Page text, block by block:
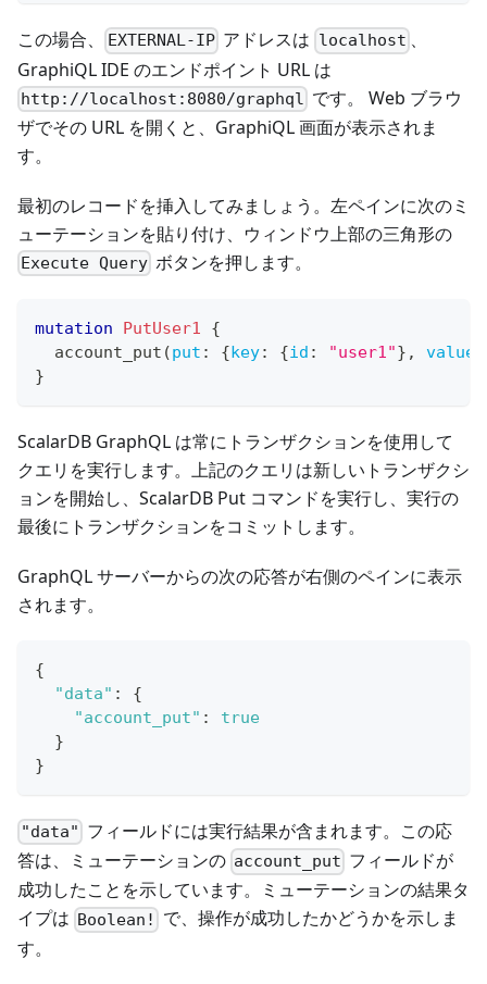
この場合、 EXTERNAL-IP アドレスは localhost 、
GraphiQL IDE のエンドポイント URL は
http://localhost:8080/graphql です。 Web ブラウ
ザでその URL を開くと、GraphiQL 画面が表示されま
す。
最初のレコードを挿入してみましょう。左ペインに次のミ
ューテーションを貼り付け、ウィンドウ上部の三角形の
Execute Query ボタンを押します。
mutation PutUser1
{
account_put (put : {key: {id : "user1"} , values
}
ScalarDB GraphQL は常にトランザクションを使用して
クエリを実行します。上記のクエリは新しいトランザクシ
ョンを開始し、ScalarDB Put コマンドを実行し、実行の
最後にトランザクションをコミットします。
GraphQL サーバーからの次の応答が右側のペインに表示
されます。
{
"data" :
{
"account_put" :
true
}
}
"data" フィールドには実行結果が含まれます。この応
答は、ミューテーションの account_put フィールドが
成功したことを示しています。ミューテーションの結果タ
イプは Boolean!
で、操作が成功したかどうかを示しま
す。